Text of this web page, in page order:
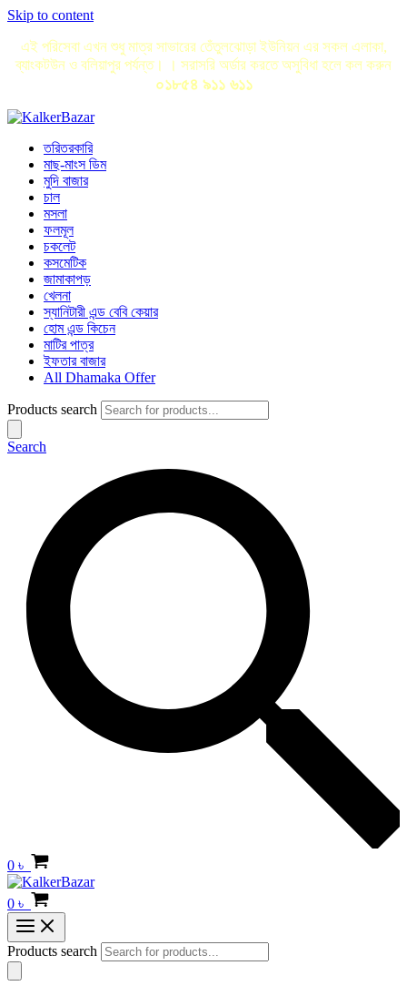
Skip to content
এই পরিসেবা এখন শুধু মাত্র সাভারের তেঁতুলঝোড়া ইউনিয়ন এর সকল এলাকা,
ব্যাংকটউন ও বলিয়াপুর পর্যন্ত। । সরাসরি অর্ডার করতে অসুবিধা হলে কল করুন
০১৮৫৪ ৯১১ ৬১১
তরিতরকারি
মাছ-মাংস ডিম
মুদি বাজার
চাল
মসলা
ফলমূল
চকলেট
কসমেটিক
জামাকাপড়
খেলনা
স্যানিটারী এন্ড বেবি কেয়ার
হোম এন্ড কিচেন
মাটির পাত্র
ইফতার বাজার
All Dhamaka Offer
Products search
Search
0 ৳
0 ৳
Products search